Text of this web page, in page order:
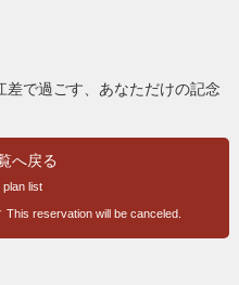
差で過ごす、あなただけの記念
へ戻る
plan list
This reservation will be canceled.